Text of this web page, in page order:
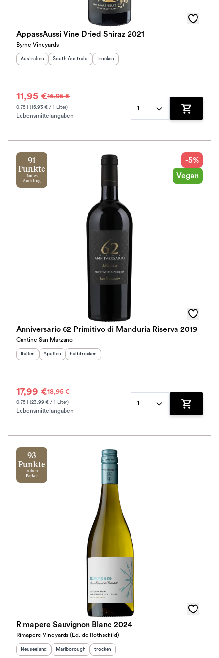
Prickler Art
Schmeckt nach
Jahrgang
Im Rewe Handel erhältlich
AppassAussi Vine Dried Shiraz 2021
Byrne Vineyards
Herkunftsland :
Australien Herkunftsregion
South Australia Geschmack
trocken
11,95 €16,95 €
0.75 l (15.93 € / 1 Liter)
Lebensmittelangaben
1
Zum
91
Punkte
James
Suckling
-5%
Vegan
Anniversario 62 Primitivo di Manduria Riserva 2019
Cantine San Marzano
Herkunftsland:
Italien Herkunftsregion:
Apulien Geschmack:
halbtrocken
17,99 €18,95 €
0.75 l (23.99 € / 1 Liter)
Lebensmittelangaben
1
Zum
93
Punkte
Robert
Parker
Rimapere Sauvignon Blanc 2024
Rimapere Vineyards (Ed. de Rothschild)
Herkunftsland
Neuseeland Herkunftsregion
Marlborough Geschmack
trocken